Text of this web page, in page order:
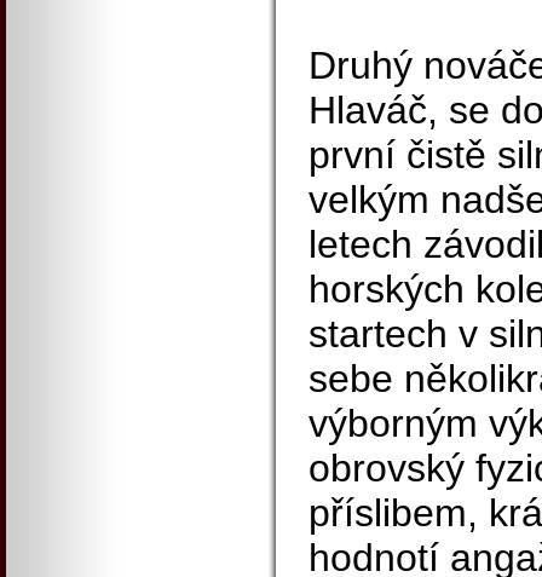
Druhý
Hlaváč, se
první čistě
velkým
letech
horských
startech v
sebe
výborným
obrovský
příslibem,
hodnotí